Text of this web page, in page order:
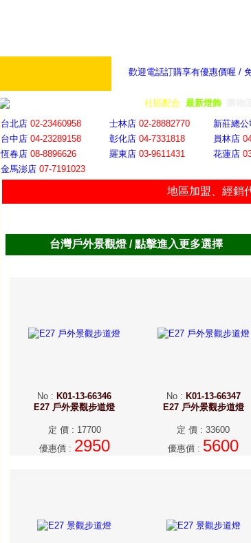
歡迎電話訂購享有優惠價喔 /
社區配合 最新燈飾
台北店 02-23460958 士林店 02-28882770 新莊總公
台中店 04-23289158 彰化店 04-7331818 員林店
恆春店 08-8896626 羅東店 03-9611431 花蓮店
金馬澎店 07-7191023
地區加盟 經銷
台灣戶外景觀燈 / 點擊進入更多選擇
No : K01-13-66346
E27 戶外景觀步道燈
定 價: 17700
優惠價: 2950
No: K01-13-66347
E27 戶外景觀步道燈
定 價 : 33600
優惠價 : 5600